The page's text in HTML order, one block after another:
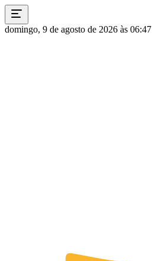
domingo, 9 de agosto de 2026 às 06:47